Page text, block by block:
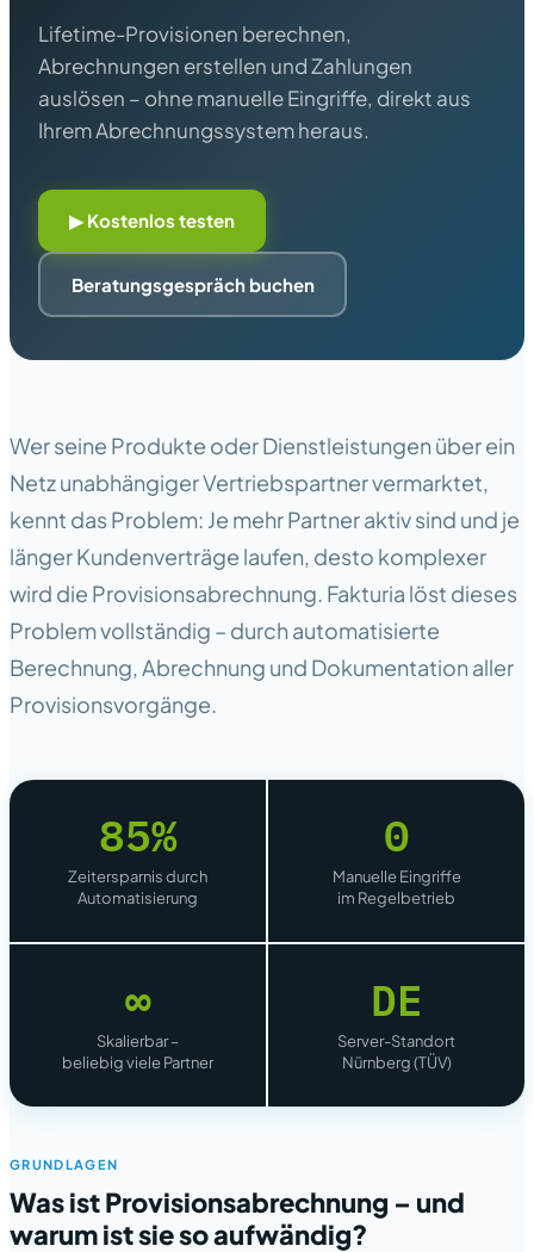
Lifetime-Provisionen berechnen,
Abrechnungen erstellen und Zahlungen
auslösen – ohne manuelle Eingriffe, direkt aus
Ihrem Abrechnungssystem heraus.
▶ Kostenlos testen
Beratungsgespräch buchen
Wer seine Produkte oder Dienstleistungen über ein
Netz unabhängiger Vertriebspartner vermarktet,
kennt das Problem: Je mehr Partner aktiv sind und je
länger Kundenverträge laufen, desto komplexer
wird die Provisionsabrechnung. Fakturia löst dieses
Problem vollständig – durch automatisierte
Berechnung, Abrechnung und Dokumentation aller
Provisionsvorgänge.
85%
Zeitersparnis durch
Automatisierung
0
Manuelle Eingriffe
im Regelbetrieb
∞
Skalierbar –
beliebig viele Partner
DE
Server-Standort
Nürnberg (TÜV)
GRUNDLAGEN
Was ist Provisionsabrechnung – und
warum ist sie so aufwändig?